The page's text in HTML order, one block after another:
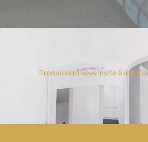
Promuseum vous invite à une